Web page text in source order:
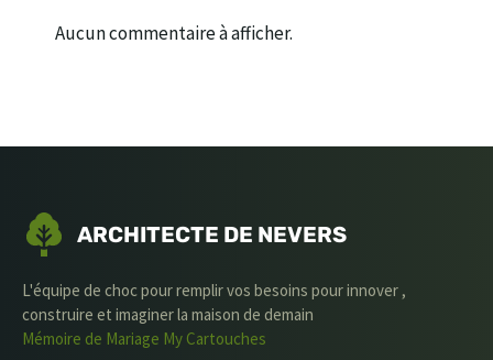
Aucun commentaire à afficher.
ARCHITECTE DE NEVERS
L'équipe de choc pour remplir vos besoins pour innover ,
construire et imaginer la maison de demain
Mémoire de Mariage My Cartouches